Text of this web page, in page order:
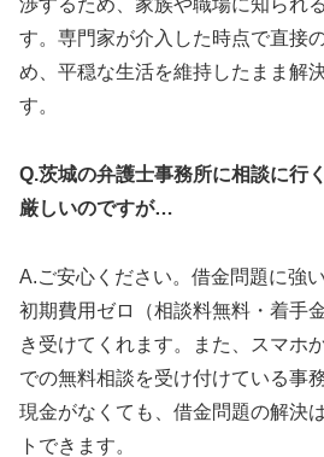
渉するため、家族や職場に知られ
す。専門家が介入した時点で直接
め、平穏な生活を維持したまま解
す。
Q.茨城の弁護士事務所に相談に行
厳しいのですが…
A.ご安心ください。借金問題に強
初期費用ゼロ（相談料無料・着手
き受けてくれます。また、スマホ
での無料相談を受け付けている事
現金がなくても、借金問題の解決
トできます。